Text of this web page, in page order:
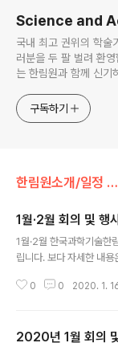
Science and
국내 최고 권위의 학술
러분을 두 팔 벌려 환
는 한림원과 함께 신기
구독하기
한림원소개/일정 및 기관동정
1월·2월 회의
1월·2월 한국과학기술한
립니다. 보다 자세한 내
메리어트 서울 남대문
의실 ※ 기획예산팀
0 0 2020. 1.
2020년 1월 회의